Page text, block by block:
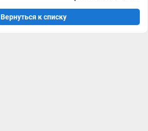
Вернуться к списку